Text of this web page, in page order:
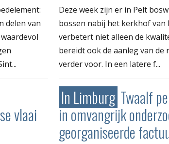
delen van
Deze week zijn er in Pelt
bossen nabij het kerkhof van
verbetert niet alleen de
bereidt ook de aanleg van
verder voor. In een latere f...
vlaai
In Limburg Twaalf
in omvangrijk
georganiseerde